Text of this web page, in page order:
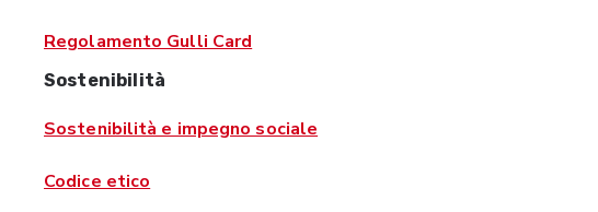
Regolamento Gulli Card
Sostenibilità
Sostenibilità e impegno sociale
Codice etico